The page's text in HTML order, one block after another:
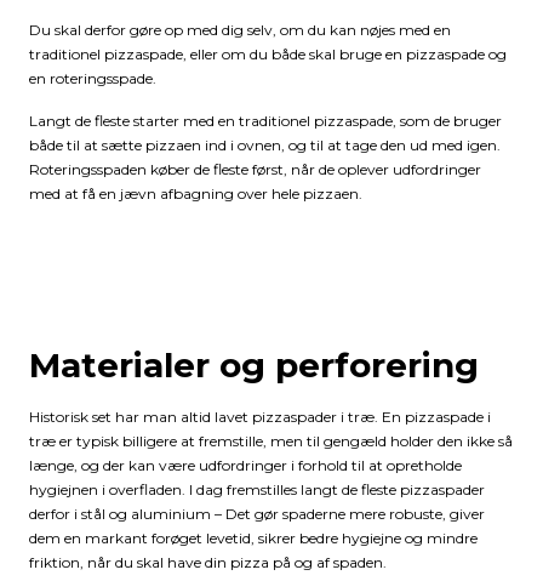
Du skal derfor gøre op med dig selv, om du kan nøjes med en
traditionel pizzaspade, eller om du både skal bruge en pizzaspade og
en roteringsspade.
Langt de fleste starter med en traditionel pizzaspade, som de bruger
både til at sætte pizzaen ind i ovnen, og til at tage den ud med igen.
Roteringsspaden køber de fleste først, når de oplever udfordringer
med at få en jævn afbagning over hele pizzaen.
Materialer og perforering
Historisk set har man altid lavet pizzaspader i træ. En pizzaspade i
træ er typisk billigere at fremstille, men til gengæld holder den ikke så
længe, og der kan være udfordringer i forhold til at opretholde
hygiejnen i overfladen. I dag fremstilles langt de fleste pizzaspader
derfor i stål og aluminium – Det gør spaderne mere robuste, giver
dem en markant forøget levetid, sikrer bedre hygiejne og mindre
friktion, når du skal have din pizza på og af spaden.